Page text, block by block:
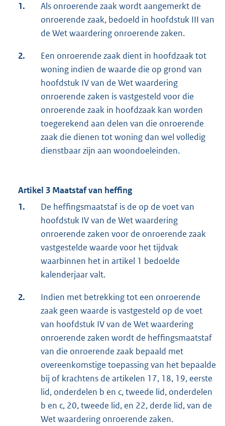
1.
Als onroerende zaak wordt aangemerkt de
onroerende zaak, bedoeld in hoofdstuk III van
de Wet waardering onroerende zaken.
2.
Een onroerende zaak dient in hoofdzaak tot
woning indien de waarde die op grond van
hoofdstuk IV van de Wet waardering
onroerende zaken is vastgesteld voor die
onroerende zaak in hoofdzaak kan worden
toegerekend aan delen van die onroerende
zaak die dienen tot woning dan wel volledig
dienstbaar zijn aan woondoeleinden.
Artikel 3 Maatstaf van heffing
1.
De heffingsmaatstaf is de op de voet van
hoofdstuk IV van de Wet waardering
onroerende zaken voor de onroerende zaak
vastgestelde waarde voor het tijdvak
waarbinnen het in artikel 1 bedoelde
kalenderjaar valt.
2.
Indien met betrekking tot een onroerende
zaak geen waarde is vastgesteld op de voet
van hoofdstuk IV van de Wet waardering
onroerende zaken wordt de heffingsmaatstaf
van die onroerende zaak bepaald met
overeenkomstige toepassing van het bepaalde
bij of krachtens de artikelen 17, 18, 19, eerste
lid, onderdelen b en c, tweede lid, onderdelen
b en c, 20, tweede lid, en 22, derde lid, van de
Wet waardering onroerende zaken.